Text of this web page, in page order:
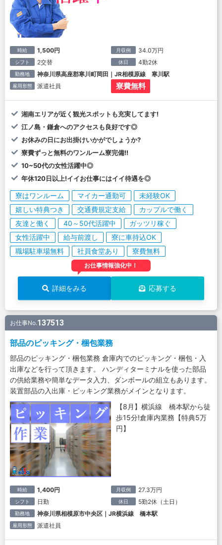
時給 1,500円 月収例 34.0万円
シフト 2交替 休日 4勤2休
勤務地 神奈川県高座郡寒川町岡田｜JR相模原線 寒川駅
雇用形態 派遣社員 寮費無料
湘南エリアが近く観光スポットも充実してます!
江ノ島・鎌倉へのアクセスも良好です◎
お休みの日にお出掛けいかがでしょうか?
寮費ずっと無料のワンルーム寮完備!!
10~50代の女性活躍中◎
年休120日以上!イイお仕事にはイイ待遇を◎
寮はワンルーム マイカー通勤可
未経験OK
嬉しい特典つき
交通費規定支給
カップルで働く
友達と働く
40～50代活躍中
ガッツリ稼ぐ
女性活躍中
給与前渡し
寮に車持込OK
職場駐車場無料
社員食堂あり 寮費無料
お仕事情報強化中！
詳細をみる 応募する
お仕事No.137513
部品のピッキング・梱包業務
部品のピッキング・梱包業務 倉庫内でのピッキング・梱包・入
出庫などを行って頂きます。 ハンディターミナルを使った部品
の供給業務や簡単なデータ入力、ダンボールの組立もあります。
装置部品の入出庫・ピッキング業務がメインとなります。
【8月】横浜線 橋本駅から徒
歩15分!倉庫内業務【特典5万
円】
時給 1,400円 月収例 27.3万円
シフト 日勤 休日 5勤2休（土日）
勤務地 神奈川県相模原市中央区｜JR横浜線 橋本駅
雇用形態 派遣社員